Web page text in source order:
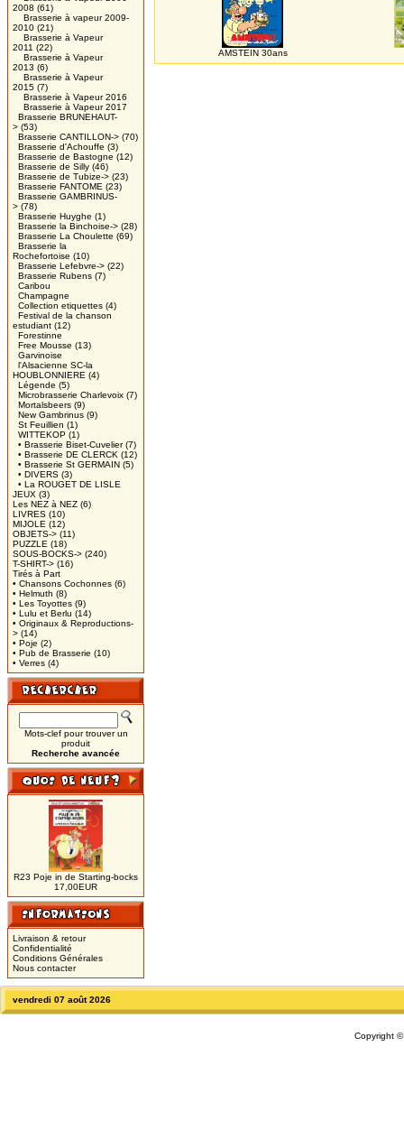
2008 (61)
Brasserie à vapeur 2009-
2010 (21)
Brasserie à Vapeur
2011 (22)
Brasserie à Vapeur
2013 (6)
Brasserie à Vapeur
2015 (7)
Brasserie à Vapeur 2016
Brasserie à Vapeur 2017
Brasserie BRUNEHAUT-
> (53)
Brasserie CANTILLON-> (70)
Brasserie d'Achouffe (3)
Brasserie de Bastogne (12)
Brasserie de Silly (46)
Brasserie de Tubize-> (23)
Brasserie FANTOME (23)
Brasserie GAMBRINUS-
> (78)
Brasserie Huyghe (1)
Brasserie la Binchoise-> (28)
Brasserie La Choulette (69)
Brasserie la
Rochefortoise (10)
Brasserie Lefebvre-> (22)
Brasserie Rubens (7)
Caribou
Champagne
Collection etiquettes (4)
Festival de la chanson
estudiant (12)
Forestinne
Free Mousse (13)
Garvinoise
l'Alsacienne SC-la
HOUBLONNIERE (4)
Légende (5)
Microbrasserie Charlevoix (7)
Mortalsbeers (9)
New Gambrinus (9)
St Feuillien (1)
WITTEKOP (1)
• Brasserie Biset-Cuvelier(7)
• Brasserie DE CLERCK (12)
• Brasserie St GERMAIN (5)
• DIVERS (3)
• La ROUGET DE LISLE
JEUX (3)
Les NEZ à NEZ (6)
LIVRES (10)
MIJOLE (12)
OBJETS-> (11)
PUZZLE (18)
SOUS-BOCKS-> (240)
T-SHIRT-> (16)
Tirés à Part
• Chansons Cochonnes (6)
• Helmuth (8)
• Les Toyottes (9)
• Lulu et Berlu (14)
• Originaux & Reproductions-
> (14)
• Poje (2)
• Pub de Brasserie (10)
• Verres (4)
Mots-clef pour trouver un
produit
Recherche avancée
R23 Poje in de Starting-bocks
17,00EUR
Livraison & retour
Confidentialité
Conditions Générales
Nous contacter
AMSTEIN 30ans
vendredi 07 août 2026
Copyright